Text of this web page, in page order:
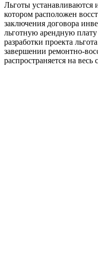
Льготы устанавливаются
котором расположен
заключения договора
льготную арендную
разработки проекта
завершении ремонтно-
распространяется на